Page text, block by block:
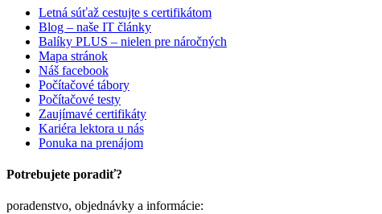
Letná súťaž cestujte s certifikátom
Blog – naše IT články
Balíky PLUS – nielen pre náročných
Mapa stránok
Náš facebook
Počítačové tábory
Počítačové testy
Zaujímavé certifikáty
Kariéra lektora u nás
Ponuka na prenájom
Potrebujete poradiť?
poradenstvo, objednávky a informácie: